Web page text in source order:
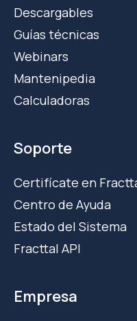
Descargables
Guías técnicas
Webinars
Mantenipedia
Calculadoras
Soporte
Certifícate en
Centro de Ayuda
Estado del Sistema
Fracttal API
Empresa